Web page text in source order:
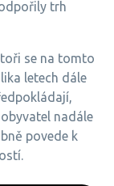
trh
se na tomto
letech dále
nadále
povede k